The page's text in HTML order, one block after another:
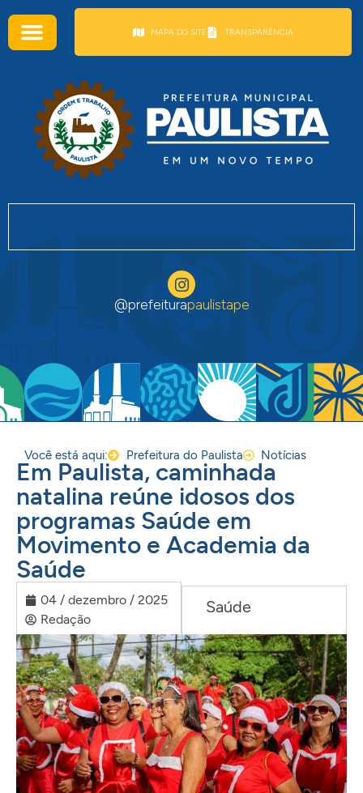
MAPA DO SITE TRANSPARÊNCIA
@prefeiturapaulistape
Você está aqui: Prefeitura do Paulista Notícias
Em Paulista, caminhada
natalina reúne idosos dos
programas Saúde em
Movimento e Academia da
Saúde
04 / dezembro / 2025
Redação
Saúde